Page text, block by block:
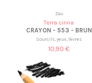
Zao
Terra cinna
CRAYON - 553 - BRUN
Sourcils, yeux, lèvres
10,90 €